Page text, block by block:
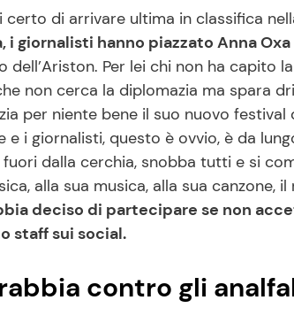
certo di arrivare ultima in classifica
i giornalisti hanno piazzato Anna
Per lei chi non ha capito
non cerca la diplomazia ma spara
per niente bene il suo nuovo festival
e i giornalisti, questo è ovvio, è da
dalla cerchia, snobba tutti e si
alla sua musica, alla sua canzone,
deciso di partecipare se non
staff sui social.
contro gli